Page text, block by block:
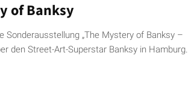
of Banksy
Sonderausstellung „The Mystery of Banksy –
den Street-Art-Superstar Banksy in Hamburg.